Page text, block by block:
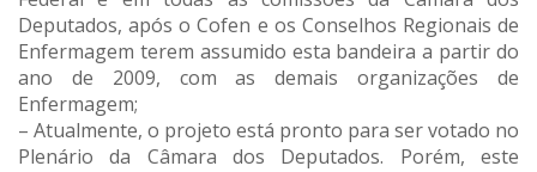
Deputados, após o Cofen e os Conselhos Regionais de
Enfermagem terem assumido esta bandeira a partir do
ano de 2009, com as demais organizações de
Enfermagem;
– Atualmente, o projeto está pronto para ser votado no
Plenário da Câmara dos Deputados. Porém, este